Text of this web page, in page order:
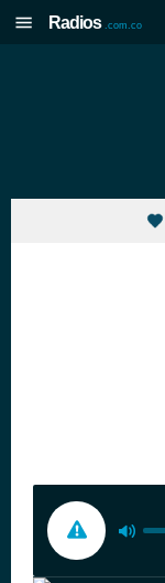
Radios .com.co